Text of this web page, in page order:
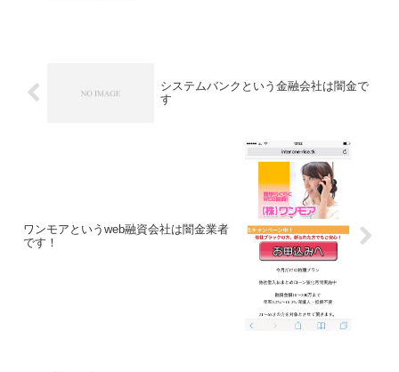
システムバンクという金融会社は闇金で
す
ワンモアというweb融資会社は闇金業者
です！